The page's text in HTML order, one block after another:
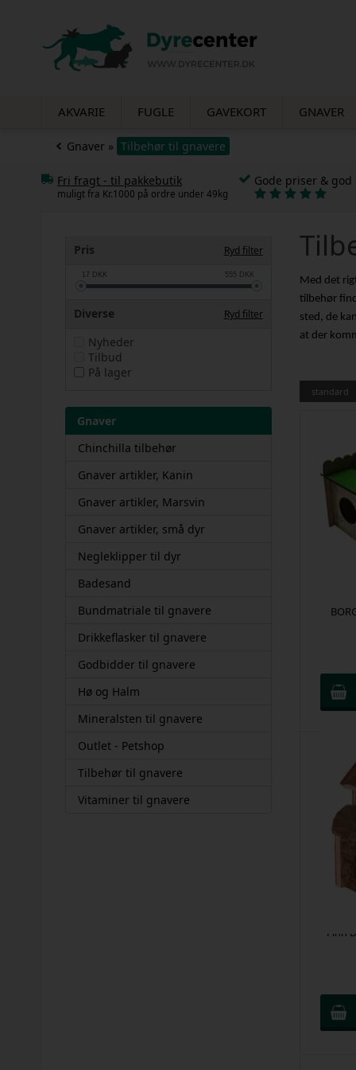
AKVARIE FUGLE GAVEKORT GNAVER
Gnaver » Tilbehør til gnavere
Fri fragt - til pakkebutik
muligt fra Kr.1000 på ordre under 49kg
Gode priser & god
Pris Ryd filter
17 DKK 555 DKK
Diverse Ryd filter
Nyheder
Tilbud
På lager
Gnaver
Chinchilla tilbehør
Gnaver artikler, Kanin
Gnaver artikler, Marsvin
Gnaver artikler, små dyr
Negleklipper til dyr
Badesand
Bundmatriale til gnavere
Drikkeflasker til gnavere
Godbidder til gnavere
Hø og Halm
Mineralsten til gnavere
Outlet - Petshop
Tilbehør til gnavere
Vitaminer til gnavere
Med det
tilbehør
sted, de
at der
standard
Finn